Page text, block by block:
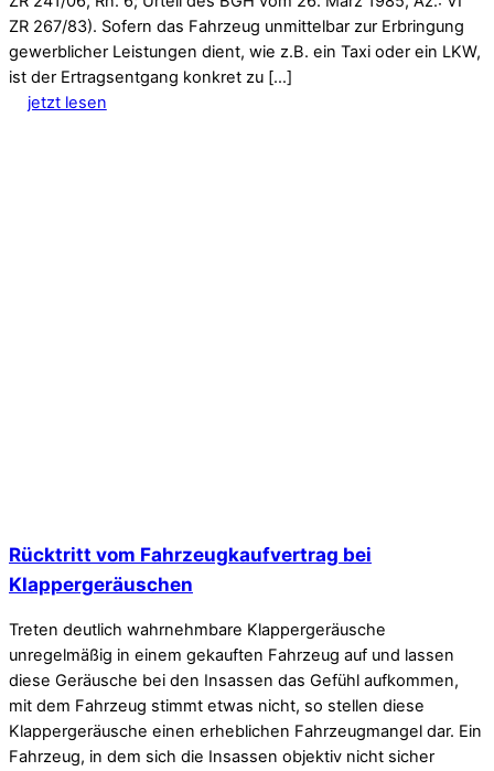
ZR 267/83). Sofern das Fahrzeug unmittelbar zur Erbringung
gewerblicher Leistungen dient, wie z.B. ein Taxi oder ein LKW,
ist der Ertragsentgang konkret zu […]
jetzt lesen
Rücktritt vom Fahrzeugkaufvertrag bei
Klappergeräuschen
Treten deutlich wahrnehmbare Klappergeräusche
unregelmäßig in einem gekauften Fahrzeug auf und lassen
diese Geräusche bei den Insassen das Gefühl aufkommen,
mit dem Fahrzeug stimmt etwas nicht, so stellen diese
Klappergeräusche einen erheblichen Fahrzeugmangel dar. Ein
Fahrzeug, in dem sich die Insassen objektiv nicht sicher